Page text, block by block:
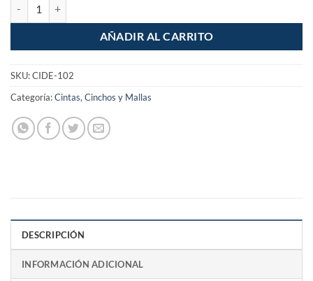
AÑADIR AL CARRITO
SKU:CIDE-102
Categoría:Cintas, Cinchos y Mallas
DESCRIPCIÓN
INFORMACIÓN ADICIONAL